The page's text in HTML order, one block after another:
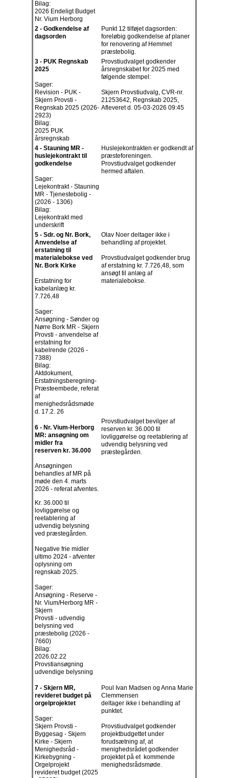
Bilag:
2026 Endeligt Budget
Nr. Vium Herborg
2 - Godkendelse af
dagsorden
Punkt 12 tilføjet dagsorden:
foreløbig godkendelse af planer
for renovering af Hemmet
præstebolig.
3 - PUK Regnskab
2025
Sager:
Revision - PUK -
Skjern Provsti -
Regnskab 2025 (2026-
2923)
Bilag:
2025 PUK
årsregnskab
Provstiudvalget godkender
årsregnskabet for 2025 med
følgende stempel:
Skjern Provstiudvalg, CVR-nr.
21253642, Regnskab 2025,
Afleveret d. 05-03-2026 09:45
4 - Stauning MR -
huslejekontrakt til
godkendelse
Sager:
Lejekontrakt - Stauning
MR - Tjenestebolig -
(2026 - 1306)
Bilag:
Lejekontrakt med
underskrift
Huslejekontrakten er godkendt af
præsteforeningen.
Provstiudvalget godkender
hermed aftalen.
5 - Sdr. og Nr. Bork,
Anvendelse af
erstatning til
materialebokse ved
Nr. Bork Kirke
Erstatning for
kabelanlæg kr.
7.726,48
Sager:
Ansøgning - Sønder og
Nørre Bork MR - Skjern
Provsti - anvendelse af
erstatning for
kabelrende (2026 -
7388)
Bilag:
Aktdokument,
Erstatningsberegning-
Præsteembede, referat
af
menighedsrådsmøde
d. 17.2. 26
Olav Noer deltager ikke i
behandling af projektet.
Provstiudvalget godkender brug
af erstatning kr. 7.726,48, som
ansøgt til anlæg af
materialebokse.
6 - Nr. Vium-Herborg
MR: ansøgning om
midler fra
reserven kr. 36.000
Ansøgningen
behandles af MR på
møde den 4. marts
2026 - referat afventes.
Kr. 36.000 til
lovliggørelse og
reetablering af
udvendig belysning
ved præstegården.
Negative frie midler
ultimo 2024 - afventer
oplysning om
regnskab 2025.
Sager:
Ansøgning - Reserve -
Nr. Vium/Herborg MR -
Skjern
Provsti - udvendig
belysning ved
præstebolig (2026 -
7660)
Bilag:
2026.02.22
Provstiansøgning
udvendige belysning
Provstiudvalget bevilger af
reserven kr. 36.000 til
lovliggørelse og reetablering af
udvendig belysning ved
præstegården.
7 - Skjern MR,
revideret budget på
orgelprojektet
Sager:
Skjern Provsti -
Byggesag - Skjern
Kirke - Skjern
Menighedsråd -
Kirkebygning -
Orgelprojekt
revideret budget (2025
Poul Ivan Madsen og Anna Marie
Clemmensen
deltager ikke i behandling af
punktet.
Provstiudvalget godkender
projektbudgettet under
forudsætning af, at
menighedsrådet godkender
projektet på et kommende
menighedsrådsmøde.